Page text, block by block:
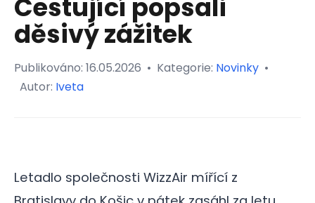
Cestující popsali
děsivý zážitek
Publikováno: 16.05.2026 • Kategorie: Novinky •
Autor: Iveta
Letadlo společnosti WizzAir mířící z